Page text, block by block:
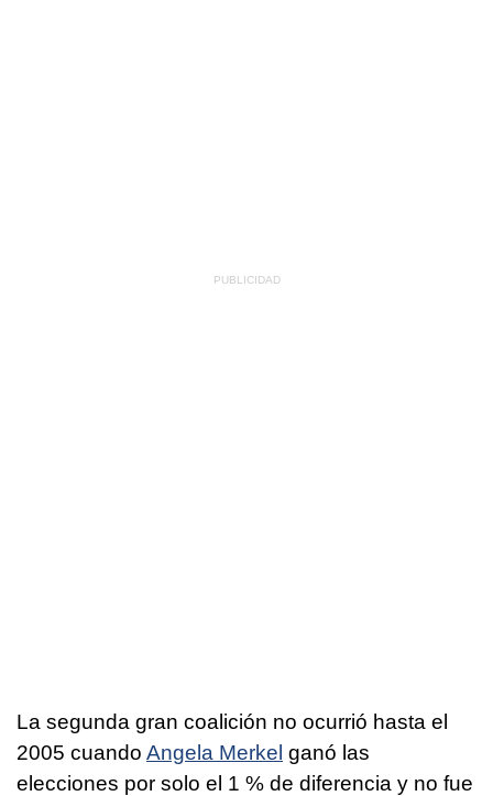
La segunda gran coalición no ocurrió hasta el
2005 cuando Angela Merkel ganó las
elecciones por solo el 1 % de diferencia y no fue